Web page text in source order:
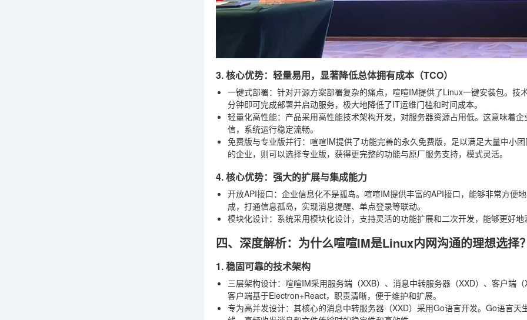
3. 核心优势：轻量易用，显著降低总体拥有成本（TCO）
一键式部署：针对开源方案部署复杂的痛点，喧喧IM提供了Linux一键安装包。
分钟即可完成部署并启动服务，极大地降低了IT运维门槛和时间成本。
轻量化高性能：产品采用高性能技术架构开发，对服务器资源占用低。这意味着
信，系统运行稳定流畅。
免费版与专业版并行：喧喧IM提供了功能完善的永久免费版，足以满足大量中小
的企业，则可以选择专业版，获得更完整的功能与原厂服务支持，模式灵活。
4. 核心优势：强大的扩展与集成能力
开放API接口：企业信息化不是孤岛。喧喧IM提供丰富的API接口，能够非常方便
成，打通信息孤岛，实现消息提醒、单点登录等联动。
模块化设计：系统采用模块化设计，支持灵活的功能扩展和二次开发，能够更好
四、深度解析：为什么喧喧IM是Linux内网沟通的理想选择
1. 稳固可靠的技术架构
三层架构设计：喧喧IM采用服务端（XXB）、消息中转服务器（XXD）、客户端
客户端基于Electron+React，职责清晰，便于维护和扩展。
专为高并发设计：其核心的消息中转服务器（XXD）采用Go语言开发。Go语言